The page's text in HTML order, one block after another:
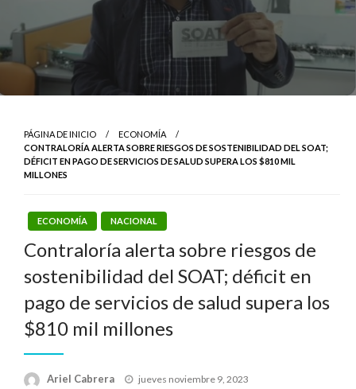
PÁGINA DE INICIO
ECONOMÍA
CONTRALORÍA ALERTA SOBRE RIESGOS DE SOSTENIBILIDAD DEL SOAT;
DÉFICIT EN PAGO DE SERVICIOS DE SALUD SUPERA LOS $810 MIL
MILLONES
ECONOMÍA NACIONAL
Contraloría alerta sobre riesgos de
sostenibilidad del SOAT; déficit en
pago de servicios de salud supera los
$810 mil millones
Ariel Cabrera
Publicado
jueves noviembre 9, 2023